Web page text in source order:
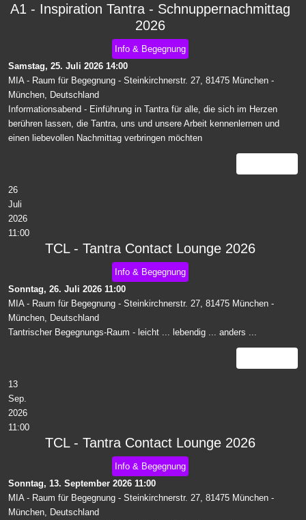
A1 - Inspiration Tantra - Schnuppernachmittag
2026
Info & Begegnung
Samstag, 25. Juli 2026 14:00
MIA - Raum für Begegnung - Steinkirchnerstr. 27, 81475 München -
München, Deutschland
Informationsabend - Einführung in Tantra für alle, die sich im Herzen
berühren lassen, die Tantra, uns und unsere Arbeit kennenlernen und
einen liebevollen Nachmittag verbringen möchten
26
Juli
2026
11:00
TCL - Tantra Contact Lounge 2026
Info & Begegnung
Sonntag, 26. Juli 2026 11:00
MIA - Raum für Begegnung - Steinkirchnerstr. 27, 81475 München -
München, Deutschland
Tantrischer Begegnungs-Raum - leicht ... lebendig ... anders ...
13
Sep.
2026
11:00
TCL - Tantra Contact Lounge 2026
Info & Begegnung
Sonntag, 13. September 2026 11:00
MIA - Raum für Begegnung - Steinkirchnerstr. 27, 81475 München -
München, Deutschland